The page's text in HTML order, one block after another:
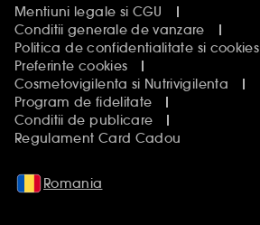
Mentiuni legale si CGU
Conditii generale de vanzare
Politica de confidentialitate si cookies
Preferinte cookies
Cosmetovigilenta si Nutrivigilenta
Program de fidelitate
Conditii de publicare
Regulament Card Cadou
Romania